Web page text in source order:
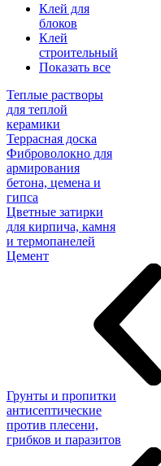
Клей для
блоков
Клей
строительный
Показать все
Теплые растворы
для теплой
керамики
Террасная доска
Фиброволокно для
армирования
бетона, цемена и
гипса
Цветные затирки
для кирпича, камня
и термопанелей
Цемент
Грунты и пропитки
антисептические
против плесени,
грибков и паразитов